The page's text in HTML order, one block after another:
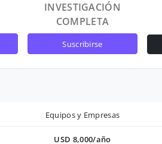
INVESTIGACIÓN
COMPLETA
suscribirse
Equipos y Empresas
USD 8,000/año